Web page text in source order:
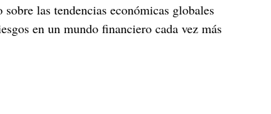
las tendencias económicas globales
en un mundo financiero cada vez más